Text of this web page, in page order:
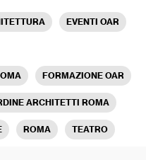
EVENTI OAR
FORMAZIONE OAR
ARCHITETTI ROMA
ROMA TEATRO